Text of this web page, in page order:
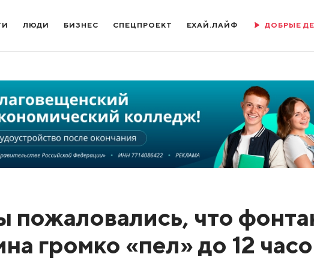
ЛЮДИ БИЗНЕС СПЕЦПРОЕКТ ЕХАЙ.ЛАЙФ ДОБРЫЕ
пожаловались, что
громко «пел» до 12